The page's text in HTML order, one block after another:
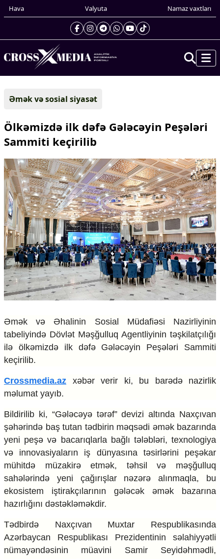
Hava Valyuta Namaz vaxtları
Gündəm
Xarici xəbərlər
Cənubi Qafqaz
Yaxın Şərq
Avropa
Amerika
Asiya
Afrika
Çarpaz baxış
Təhlil
Siyasi
Geosiyasi
İqtisadi
Sosioloji
Multimedia
Foto
Video
İnfoqrafika
Humanitar
Mədəniyyət
Diaspor
Yüksəliş hekayəsi
Mədəniyyətimizin Zəfəri
Zəfər Diasporu
Səhiyyə
Ailə və uşaq
Turizm
İqtisadiyyat
İqtisadi xəbərlər
Energetika
Neft-qaz
Əmək və sosial siyasət
Ölkəmizdə ilk dəfə Gələcəyin Peşələri
Sammiti keçirilib
Əmək və Əhalinin Sosial Müdafiəsi Nazirliyinin
tabeliyində Dövlət Məşğulluq Agentliyinin təşkilatçılığı
ilə ölkəmizdə ilk dəfə Gələcəyin Peşələri Sammiti
keçirilib.
Crossmedia.az xəbər verir ki, bu barədə nazirlik
məlumat yayıb.
Bildirilib ki, “Gələcəyə tərəf” devizi altında Naxçıvan
şəhərində baş tutan tədbirin məqsədi əmək bazarında
yeni peşə və bacarıqlarla bağlı tələbləri, texnologiya
və innovasiyaların iş dünyasına təsirlərini peşəkar
mühitdə müzakirə etmək, təhsil və məşğulluq
sahələrində yeni çağırışlar nəzərə alınmaqla, bu
ekosistem iştirakçılarının gələcək əmək bazarına
hazırlığını dəstəkləməkdir.
Tədbirdə Naxçıvan Muxtar Respublikasında
Azərbaycan Respublikası Prezidentinin səlahiyyətli
nümayəndəsinin müavini Samir Seyidəhmədli,